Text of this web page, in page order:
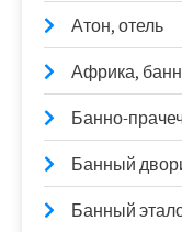
Атон, отель
Африка,
Банно-
Банный
Банный